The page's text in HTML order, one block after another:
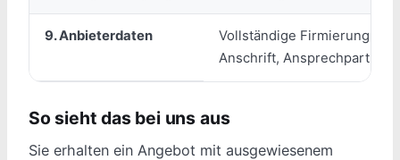
9. Anbieterdaten
Vollständige Firmierung,
Anschrift, Ansprechpartner
So sieht das bei uns aus
Sie erhalten ein Angebot mit ausgewiesenem